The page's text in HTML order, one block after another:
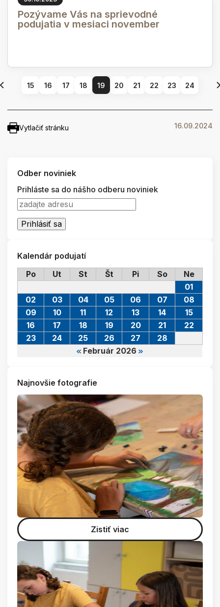
Pozývame Vás na sprievodné
podujatia v mesiaci november
15 16 17 18 19 20 21 22 23 24
Vytlačiť stránku 16.09.2024
Odber noviniek
Prihláste sa do nášho odberu noviniek
Kalendár podujatí
Po
Ut St Št Pi So Ne
Február 2026
01
02
03 04 05 06 07
08
09
10 11 12 13 14
15
16
17 18 19 20 21
22
23
24 25 26 27 28
Najnovšie fotografie
Zistiť viac